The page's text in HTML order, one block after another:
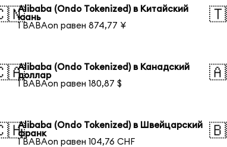
Alibaba (Ondo Tokenized) в Китайский
юань
1 BABAon равен 874,77 ¥
Alibaba (Ondo Tokenized) в Канадский
доллар
1 BABAon равен 180,87 $
Alibaba (Ondo Tokenized) в Швейцарский
франк
1 BABAon равен 104,76 CHF